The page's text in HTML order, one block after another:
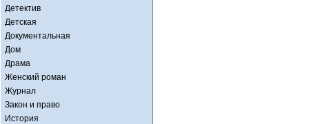
Детектив
Детская
Документальная
Дом
Драма
Женский роман
Журнал
Закон и право
История